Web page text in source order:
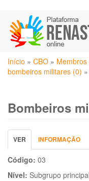
para
conteúdo
principal
Você
está
Início » CBO »
bombeiros militares (0) »
Bombeiros
Abas
primárias
VER (ABA
ATIVA)
INFORMAÇÃO
Código: 03
Nível: Subgrupo principal